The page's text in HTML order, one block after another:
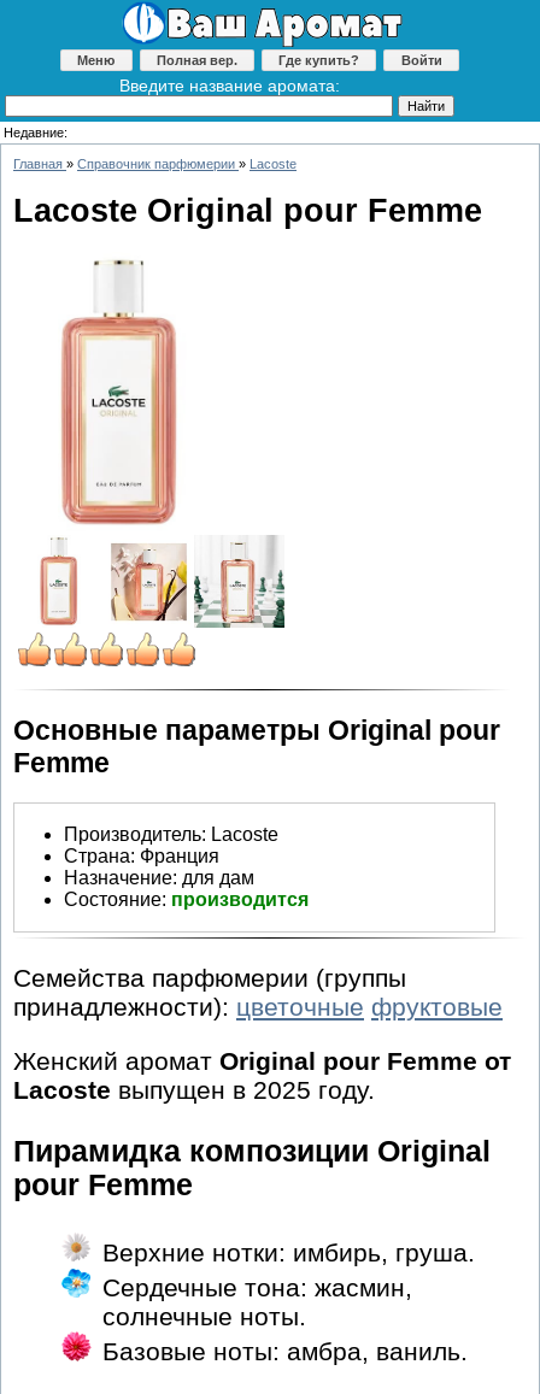
Меню Полная вер. Где купить? Войти
Введите название аромата:
Недавние:
Главная » Справочник парфюмерии » Lacoste
Lacoste Original pour Femme
Основные параметры Original pour
Femme
Производитель: Lacoste
Страна: Франция
Назначение: для дам
Состояние: производится
Семейства парфюмерии (группы
принадлежности): цветочные фруктовые
Женский аромат Original pour Femme от
Lacoste выпущен в 2025 году.
Пирамидка композиции Original
pour Femme
Верхние нотки: имбирь, груша.
Сердечные тона: жасмин,
солнечные ноты.
Базовые ноты: амбра, ваниль.